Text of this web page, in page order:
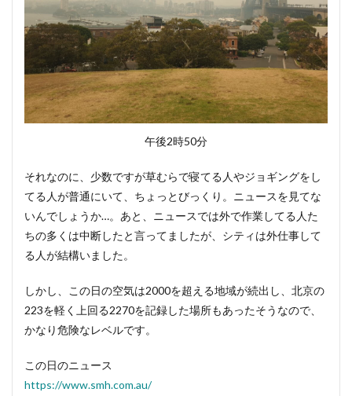
午後2時50分
それなのに、少数ですが草むらで寝てる人やジョギングをし
てる人が普通にいて、ちょっとびっくり。ニュースを見てな
いんでしょうか…。あと、ニュースでは外で作業してる人た
ちの多くは中断したと言ってましたが、シティは外仕事して
る人が結構いました。
しかし、この日の空気は2000を超える地域が続出し、北京の
223を軽く上回る2270を記録した場所もあったそうなので、
かなり危険なレベルです。
この日のニュース
https://www.smh.com.au/